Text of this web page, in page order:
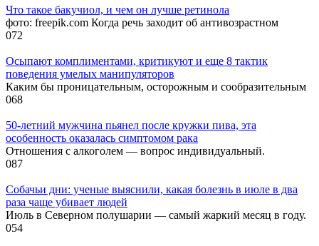
Что такое бакучиол, и чем он лучше ретинола
фото: freepik.com Когда речь заходит об антивозрастном
072
Осыпают комплиментами, критикуют и еще 8 тактик
поведения умелых манипуляторов
Каким бы проницательным, осторожным и сообразительным
068
50-летний мужчина пьянел после кружки пива, эта
особенность оказалась симптомом рака
Отношения с алкоголем — вопрос индивидуальный.
087
Собачьи дни: ученые выяснили, какая болезнь в июле в два
раза чаще убивает людей
Июль в Северном полушарии — самый жаркий месяц в году.
054